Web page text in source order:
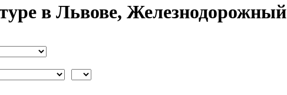
в Львове, Железнодорожный